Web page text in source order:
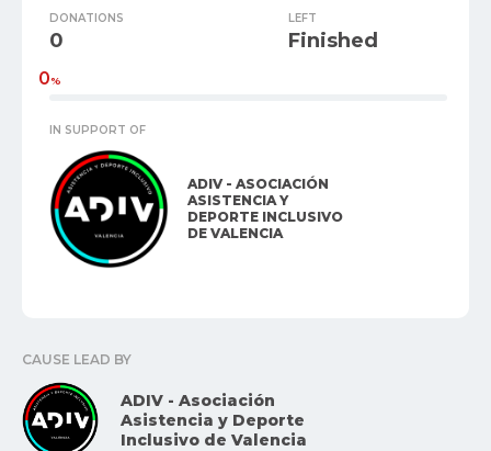
DONATIONS
0
LEFT
Finished
0%
IN SUPPORT OF
ADIV - ASOCIACIÓN
ASISTENCIA Y
DEPORTE INCLUSIVO
DE VALENCIA
CAUSE LEAD BY
ADIV - Asociación
Asistencia y Deporte
Inclusivo de Valencia